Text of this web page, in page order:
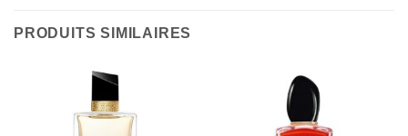
PRODUITS SIMILAIRES